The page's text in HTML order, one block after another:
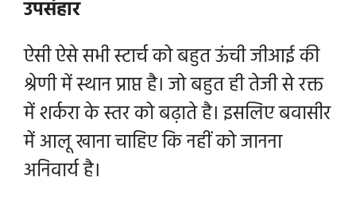
उपसंहार
ऐसी ऐसे सभी स्टार्च को बहुत ऊंची जीआई की
श्रेणी में स्थान प्राप्त है। जो बहुत ही तेजी से रक्त
में शर्करा के स्तर को बढ़ाते है। इसलिए बवासीर
में आलू खाना चाहिए कि नहीं को जानना
अनिवार्य है।